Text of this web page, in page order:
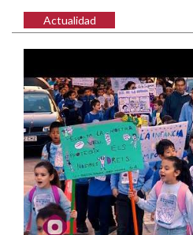
Actualidad